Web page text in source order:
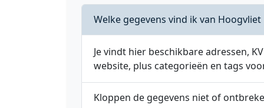
Welke gegevens vind ik van Hoogvliet
Je vindt hier beschikbare adressen,
website, plus categorieën en tags
Kloppen de gegevens niet of